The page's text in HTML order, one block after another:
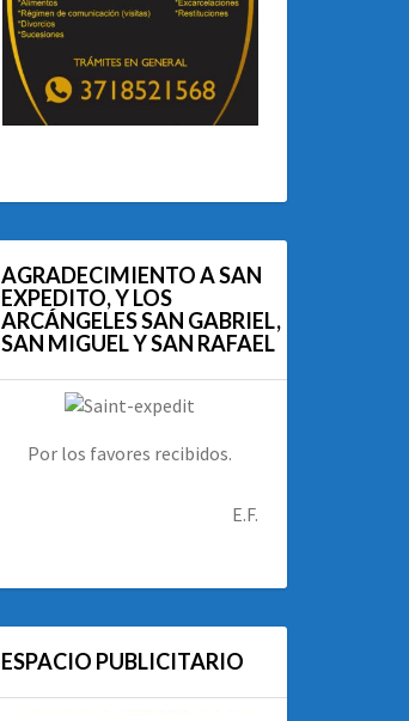
AGRADECIMIENTO A SAN
EXPEDITO, Y LOS
ARCÁNGELES SAN GABRIEL,
SAN MIGUEL Y SAN RAFAEL
Por los favores recibidos.
E.F.
ESPACIO PUBLICITARIO